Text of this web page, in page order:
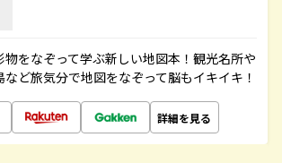
物をなぞって学ぶ新しい地図本！観光名所や
ど旅気分で地図をなぞって脳もイキイキ！
詳細を見る